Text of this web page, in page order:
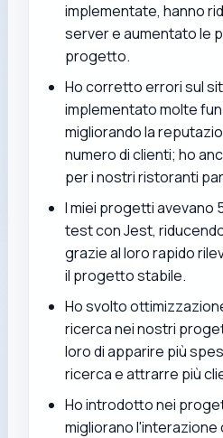
implementate, hanno
server e aumentato le
progetto.
Ho corretto errori sul
implementato molte
migliorando la
numero di clienti; ho
per i nostri ristoranti
I miei progetti avevano
test con Jest,
grazie al loro rapido
il progetto stabile.
Ho svolto
ricerca nei nostri
loro di apparire più
ricerca e attrarre più
Ho introdotto nei
migliorano l'interazione